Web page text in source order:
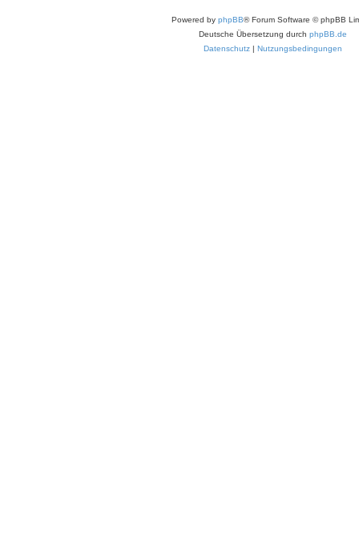
Powered by phpBB® Forum Software © phpBB
Deutsche Übersetzung durch phpBB.de
Datenschutz | Nutzungsbedingungen